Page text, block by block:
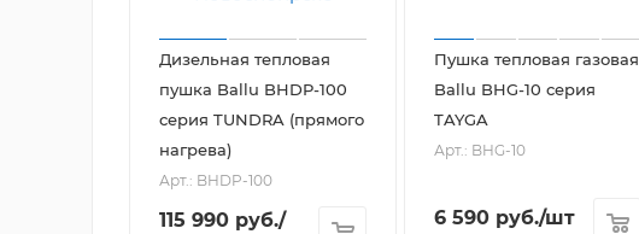
Дизельная тепловая
пушка Ballu BHDP-100
серия TUNDRA (прямого
нагрева)
Арт.: BHDP-100
115 990 руб./
Пушка тепловая газовая
Ballu BHG-10 серия
TAYGA
Арт.: BHG-10
6 590 руб./шт